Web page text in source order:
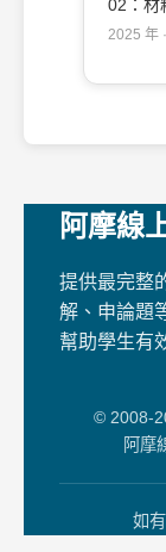
02：材
50（
2025 年
阿摩線
提供最完整
解、申論題
幫助學生有
© 2008-
阿摩
如